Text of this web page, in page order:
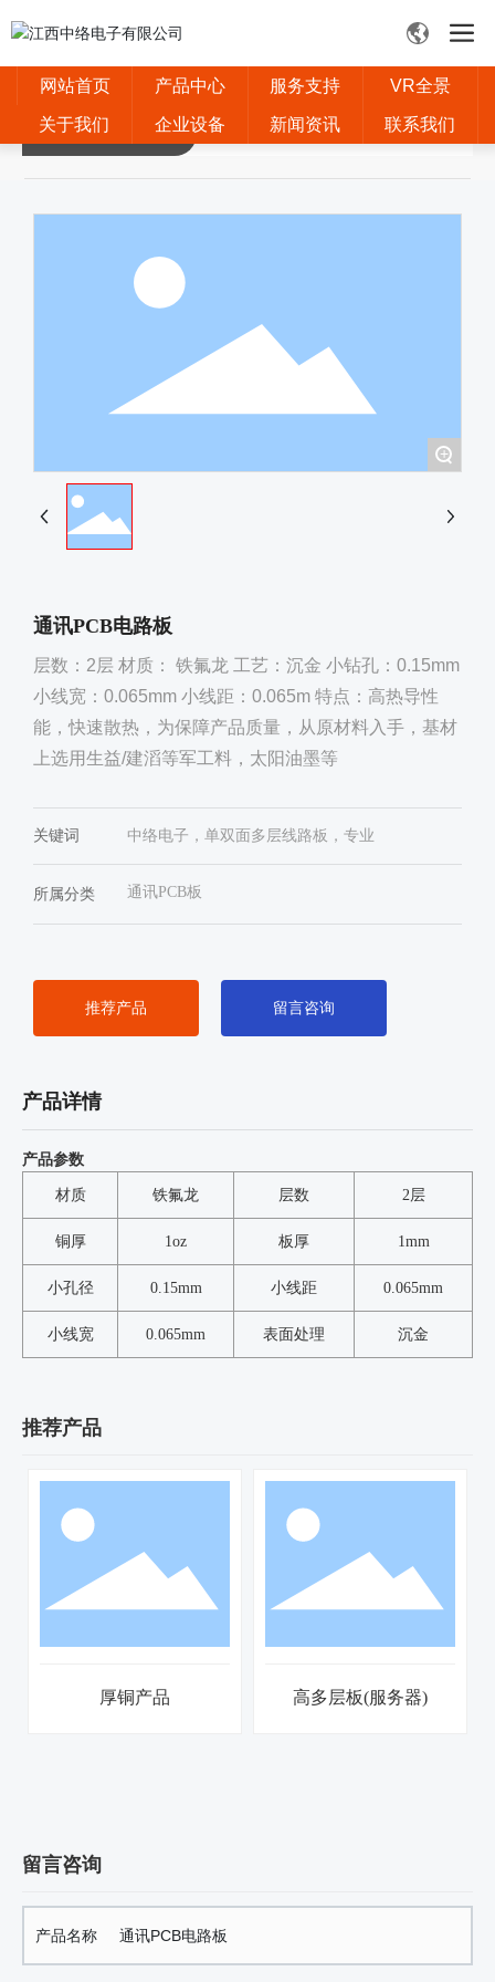
网站首页
关于我们
产品中心
企业设备
服务支持
新闻资讯
VR全景
联系我们
产品详情
+
通讯PCB电路板
层数：2层 材质： 铁氟龙 工艺：沉金 小钻孔：0.15mm
小线宽：0.065mm 小线距：0.065m 特点：高热导性
能，快速散热，为保障产品质量，从原材料入手，基材
上选用生益/建滔等军工料，太阳油墨等
关键词 中络电子，单双面多层线路板，专业
所属分类 通讯PCB板
推荐产品 留言咨询
产品详情
产品参数
材质 铁氟龙 层数 2层
铜厚 1oz 板厚 1mm
小孔径 0.15mm 小线距 0.065mm
小线宽 0.065mm 表面处理 沉金
推荐产品
厚铜产品 高多层板(服务器)
留言咨询
产品名称 通讯PCB电路板